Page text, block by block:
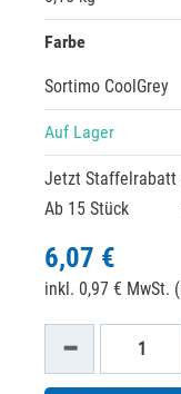
Farbe
Sortimo CoolGrey
Auf Lager
Jetzt Staffelrabatt
Ab 15 Stück
6,07 €
inkl. 0,97 € MwSt.